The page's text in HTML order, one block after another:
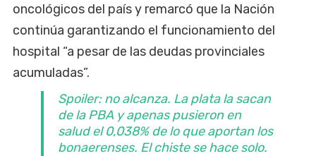
oncológicos del país y remarcó que la Nación
continúa garantizando el funcionamiento del
hospital “a pesar de las deudas provinciales
acumuladas”.
Spoiler: no alcanza. La plata la sacan
de la PBA y apenas pusieron en
salud el 0,038% de lo que aportan los
bonaerenses. El chiste se hace solo.